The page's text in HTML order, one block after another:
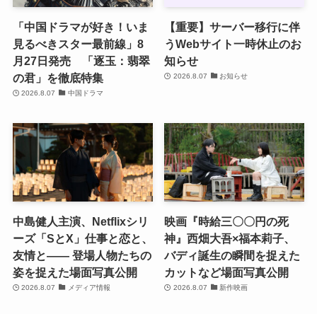
「中国ドラマが好き！いま
見るべきスター最前線」8
月27日発売 「逐玉：翡翠
の君」を徹底特集
2026.8.07 中国ドラマ
【重要】サーバー移行に伴
うWebサイト一時休止のお
知らせ
2026.8.07 お知らせ
中島健人主演、Netflixシリ
ーズ「SとX」仕事と恋と、
友情と―― 登場人物たちの
姿を捉えた場面写真公開
2026.8.07 メディア情報
映画『時給三〇〇円の死
神』西畑大吾×福本莉子、
バディ誕生の瞬間を捉えた
カットなど場面写真公開
2026.8.07 新作映画